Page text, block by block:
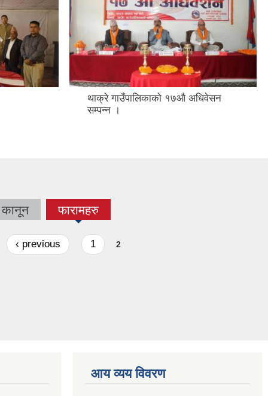
थाक्रे गाउँपालिकाको १७औ अधिवेसन
‹ previous 1
मिति:11/13/2024 - 13:28